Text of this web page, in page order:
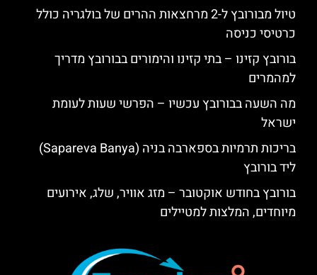
טיול מבורובץ ל-2 מרחצאות ההרים של בולגריה כולל
כרטיסי כניסה
בורובץ קזינו – בתי קזינו והימורים בבורובץ מדריך
למהמרים
מה השעה בבורובץ עכשיו – הפרשי שעות לעומת
ישראל
בריכות תרמיות בספארבה בניה (Sapareva Banya)
ליד בורובץ
בורובץ בחודש אוקטובר – מזג אוויר, שלג, אירועים
מיוחדים, המלצות למטיילים